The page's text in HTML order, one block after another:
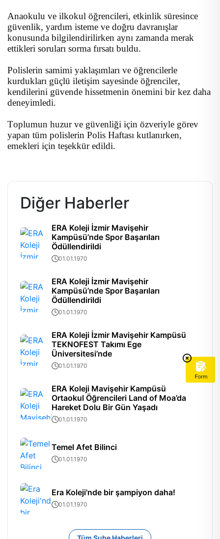
Anaokulu ve ilkokul öğrencileri, etkinlik süresince
güvenlik, yardım isteme ve doğru davranışlar
konusunda bilgilendirilirken aynı zamanda merak
ettikleri soruları sorma fırsatı buldu.
Polislerin samimi yaklaşımları ve öğrencilerle
kurdukları güçlü iletişim sayesinde öğrenciler,
kendilerini güvende hissetmenin önemini bir kez daha
deneyimledi.
Toplumun huzur ve güvenliği için özveriyle görev
yapan tüm polislerin Polis Haftası kutlanırken,
emekleri için teşekkür edildi.
Diğer Haberler
ERA Koleji İzmir Mavişehir
Kampüsü’nde Spor Başarıları
Ödüllendirildi
01.01.1970
ERA Koleji İzmir Mavişehir
Kampüsü’nde Spor Başarıları
Ödüllendirildi
01.01.1970
ERA Koleji İzmir Mavişehir Kampüsü
TEKNOFEST Takımı Ege
Üniversitesi’nde
01.01.1970
ERA Koleji Mavişehir Kampüsü
Ortaokul Öğrencileri Land of Moa’da
Hareket Dolu Bir Gün Yaşadı
01.01.1970
Temel Afet Bilinci
01.01.1970
Era Koleji'nde bir şampiyon daha!
01.01.1970